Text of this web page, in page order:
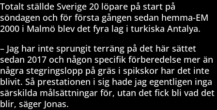
Totalt ställde Sverige 20 löpare på start på
söndagen och för första gången sedan hemma-EM
2000 i Malmö blev det fyra lag i turkiska Antalya.
– Jag har inte sprungit terräng på det här sättet
sedan 2017 och någon specifik förberedelse mer än
några stegringslopp på gräs i spikskor har det inte
blivit. Så prestationen i sig hade jag egentligen inga
särskilda målsättningar för, utan det fick bli vad det
blir, säger Jonas.